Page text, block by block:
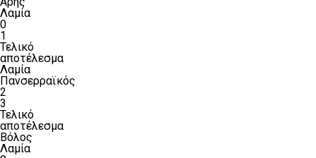
Λαμία
0
1
Τελικό
αποτέλεσμα
Λαμία
Πανσερραϊκός
2
3
Τελικό
αποτέλεσμα
Βόλος
Λαμία